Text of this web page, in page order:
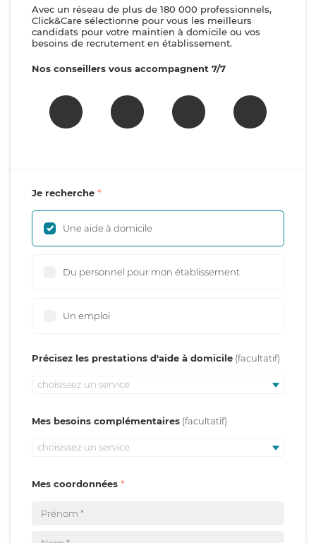
Avec un réseau de plus de 180 000 professionnels,
Click&Care sélectionne pour vous les meilleurs
candidats pour votre maintien à domicile ou vos
besoins de recrutement en établissement.
Nos conseillers vous accompagnent 7/7
Je recherche
Une aide à domicile
Du personnel pour mon établissement
Un emploi
Précisez les prestations d'aide à domicile
choisissez un service
Mes besoins complémentaires
choisissez un service
Mes coordonnées